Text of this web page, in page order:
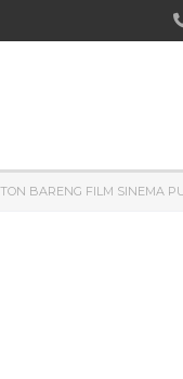
BARENG FILM SINEMA